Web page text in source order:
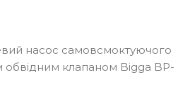
насос самовсмоктуючого
обвідним клапаном Bigga BP-